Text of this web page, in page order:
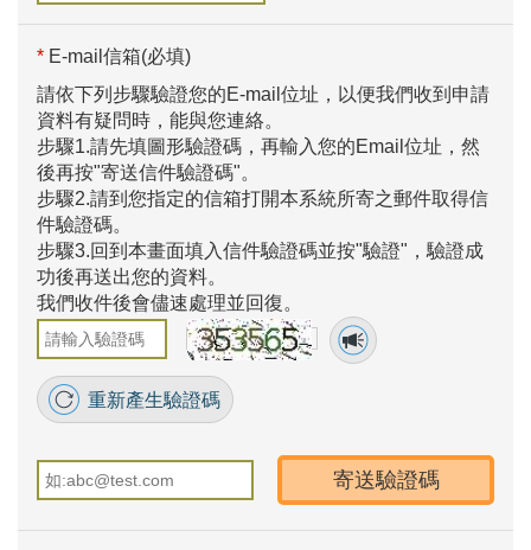
* E-mail信箱(必填)
請依下列步驟驗證您的E-mail位址，以便我們收到申請
資料有疑問時，能與您連絡。
步驟1.請先填圖形驗證碼，再輸入您的Email位址，然
後再按"寄送信件驗證碼"。
步驟2.請到您指定的信箱打開本系統所寄之郵件取得信
件驗證碼。
步驟3.回到本畫面填入信件驗證碼並按"驗證"，驗證成
功後再送出您的資料。
我們收件後會儘速處理並回復。
重新產生驗證碼